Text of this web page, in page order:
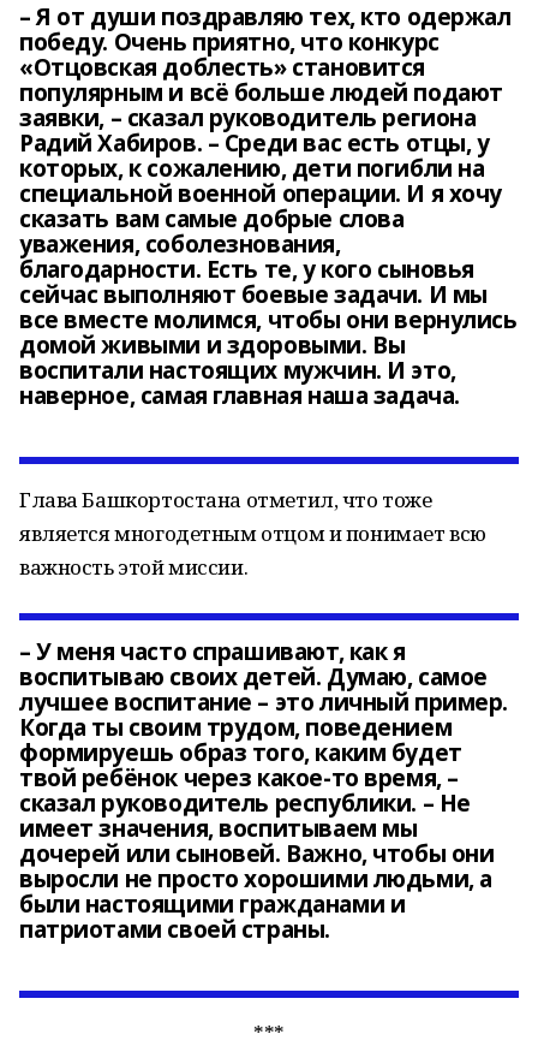
– Я от души поздравляю тех, кто одержал
победу. Очень приятно, что конкурс
«Отцовская доблесть» становится
популярным и всё больше людей подают
заявки, – сказал руководитель региона
Радий Хабиров. – Среди вас есть отцы, у
которых, к сожалению, дети погибли на
специальной военной операции. И я хочу
сказать вам самые добрые слова
уважения, соболезнования,
благодарности. Есть те, у кого сыновья
сейчас выполняют боевые задачи. И мы
все вместе молимся, чтобы они вернулись
домой живыми и здоровыми. Вы
воспитали настоящих мужчин. И это,
наверное, самая главная наша задача.
Глава Башкортостана отметил, что тоже
является многодетным отцом и понимает всю
важность этой миссии.
– У меня часто спрашивают, как я
воспитываю своих детей. Думаю, самое
лучшее воспитание – это личный пример.
Когда ты своим трудом, поведением
формируешь образ того, каким будет
твой ребёнок через какое-то время, –
сказал руководитель республики. – Не
имеет значения, воспитываем мы
дочерей или сыновей. Важно, чтобы они
выросли не просто хорошими людьми, а
были настоящими гражданами и
патриотами своей страны.
***